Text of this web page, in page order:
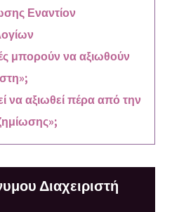
Εναντίον
μπορούν να αξιωθούν
να αξιωθεί πέρα από την
Διαχειριστή